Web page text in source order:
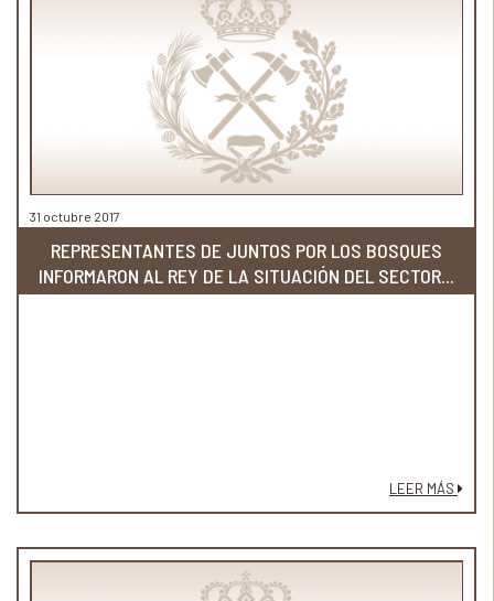
31 octubre 2017
REPRESENTANTES DE JUNTOS POR LOS BOSQUES
INFORMARON AL REY DE LA SITUACIÓN DEL SECTOR...
LEER MÁS